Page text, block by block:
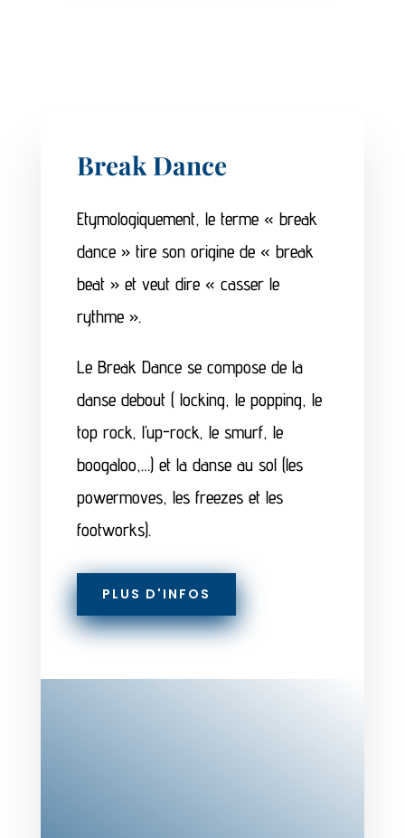
Break Dance
Etymologiquement, le terme « break
dance » tire son origine de « break
beat » et veut dire « casser le
rythme ».
Le Break Dance se compose de la
danse debout ( locking, le popping, le
top rock, l’up-rock, le smurf, le
boogaloo,…) et la danse au sol (les
powermoves, les freezes et les
footworks).
PLUS D'INFOS